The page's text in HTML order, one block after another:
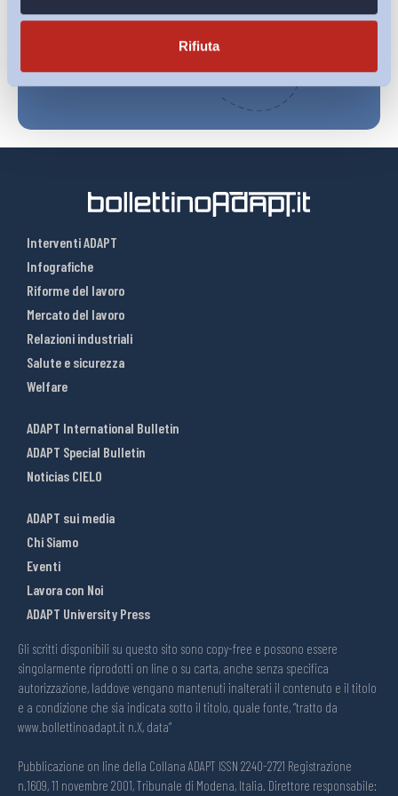
Rifiuta
Interventi ADAPT
Infografiche
Riforme del lavoro
Mercato del lavoro
Relazioni industriali
Salute e sicurezza
Welfare
ADAPT International Bulletin
ADAPT Special Bulletin
Noticias CIELO
ADAPT sui media
Chi Siamo
Eventi
Lavora con Noi
ADAPT University Press
Gli scritti disponibili su questo sito sono copy-free e possono essere
singolarmente riprodotti on line o su carta, anche senza specifica
autorizzazione, laddove vengano mantenuti inalterati il contenuto e il titolo
e a condizione che sia indicata sotto il titolo, quale fonte, “tratto da
www.bollettinoadapt.it n.X, data“
Pubblicazione on line della Collana ADAPT ISSN 2240-2721 Registrazione
n.1609, 11 novembre 2001, Tribunale di Modena, Italia. Direttore responsabile: